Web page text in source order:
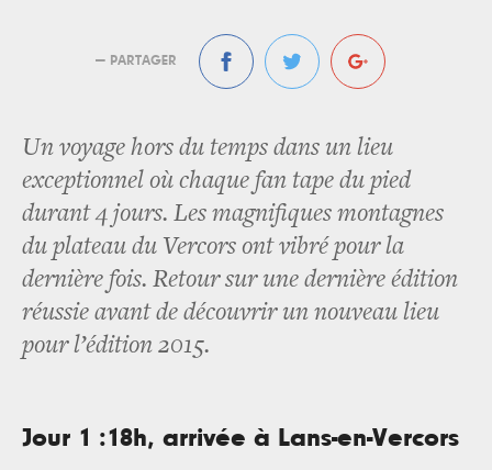
— PARTAGER
Un voyage hors du temps dans un lieu
exceptionnel où chaque fan tape du pied
durant 4 jours. Les magnifiques montagnes
du plateau du Vercors ont vibré pour la
dernière fois. Retour sur une dernière édition
réussie avant de découvrir un nouveau lieu
pour l’édition 2015.
Jour 1 :18h, arrivée à Lans-en-Vercors